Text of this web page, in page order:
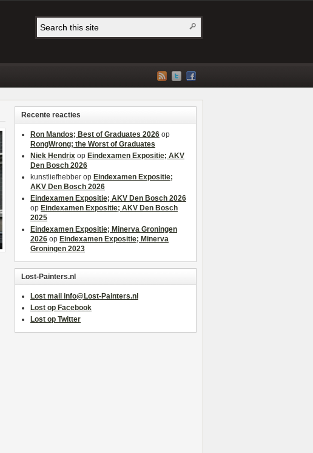
Recente reacties
Ron Mandos; Best of Graduates 2026 op
RongWrong; the Worst of Graduates
Niek Hendrix op Eindexamen Expositie; AKV
Den Bosch 2026
kunstliefhebber op Eindexamen Expositie;
AKV Den Bosch 2026
Eindexamen Expositie; AKV Den Bosch 2026
op Eindexamen Expositie; AKV Den Bosch
2025
Eindexamen Expositie; Minerva Groningen
2026 op Eindexamen Expositie; Minerva
Groningen 2023
Lost-Painters.nl
Lost mail info@Lost-Painters.nl
Lost op Facebook
Lost op Twitter